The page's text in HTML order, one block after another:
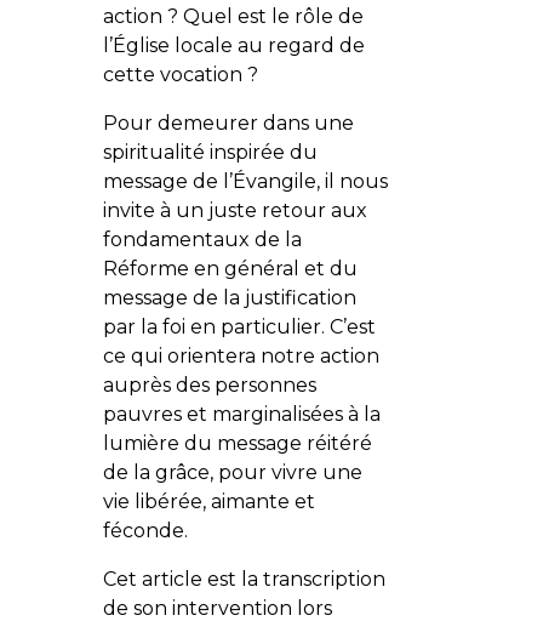
action ? Quel est le rôle de
l’Église locale au regard de
cette vocation ?
Pour demeurer dans une
spiritualité inspirée du
message de l’Évangile, il nous
invite à un juste retour aux
fondamentaux de la
Réforme en général et du
message de la justification
par la foi en particulier. C’est
ce qui orientera notre action
auprès des personnes
pauvres et marginalisées à la
lumière du message réitéré
de la grâce, pour vivre une
vie libérée, aimante et
féconde.
Cet article est la transcription
de son intervention lors